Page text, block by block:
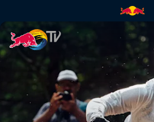
Mercedes-